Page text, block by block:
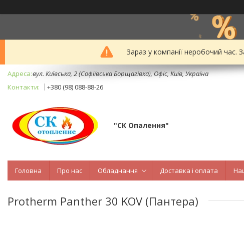
Зараз у компанії неробочий
вул. Київська, 2 (Софіївська Борщагівка), Офіс, Київ, Україна
+380 (98) 088-88-26
"СК Опалення"
Головна Про нас Обладнання Доставка і оплата
Protherm Panther 30 KOV (Пантера)